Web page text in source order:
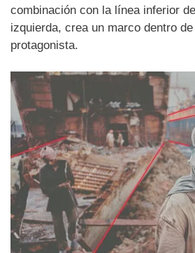
combinación con la línea inferior
izquierda, crea un marco dentro
protagonista.